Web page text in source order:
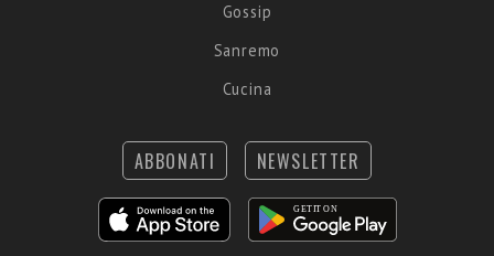
Gossip
Sanremo
Cucina
ABBONATI NEWSLETTER